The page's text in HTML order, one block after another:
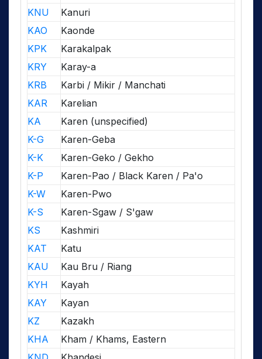
KNU
Kanuri
KAO
Kaonde
KPK
Karakalpak
KRY
Karay-a
KRB
Karbi / Mikir / Manchati
KAR
Karelian
KA
Karen (unspecified)
K-G
Karen-Geba
K-K
Karen-Geko / Gekho
K-P
Karen-Pao / Black Karen / Pa'o
K-W
Karen-Pwo
K-S
Karen-Sgaw / S'gaw
KS
Kashmiri
KAT
Katu
KAU
Kau Bru / Riang
KYH
Kayah
KAY
Kayan
KZ
Kazakh
KHA
Kham / Khams, Eastern